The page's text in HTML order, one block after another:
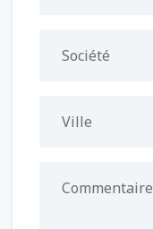
Société
Ville
Commentaire